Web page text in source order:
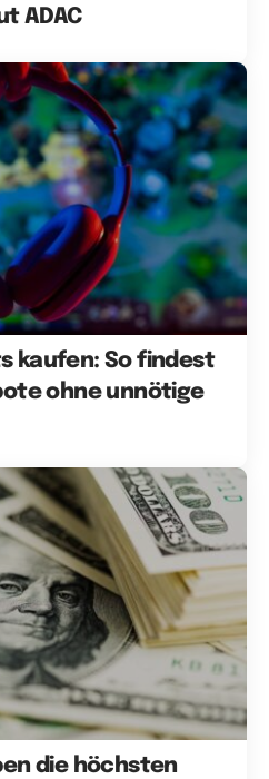
ADAC
kaufen: So findest
ohne unnötige
die höchsten